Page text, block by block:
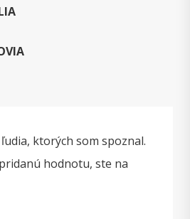
ktorých som spoznal.
hodnotu, ste na